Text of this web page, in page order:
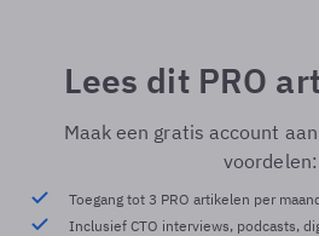
Lees dit PRO
Maak een gratis account
voordelen:
Toegang tot 3 PRO artikelen per
Inclusief CTO interviews, podcasts,